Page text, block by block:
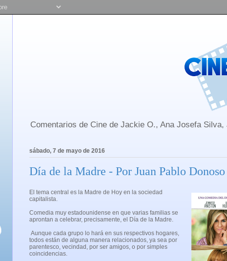
Comentarios de Cine de Jackie O., Ana Josefa
sábado, 7 de mayo de 2016
Día de la Madre - Por Juan Pablo Donoso
El tema central es la Madre de Hoy en la sociedad
capitalista.
Comedia muy estadounidense en que varias familias se
aprontan a celebrar, precisamente, el Día de la Madre.
Aunque cada grupo lo hará en sus respectivos hogares,
todos están de alguna manera relacionados, ya sea por
parentesco, vecindad, por ser amigos, o por simples
coincidencias.